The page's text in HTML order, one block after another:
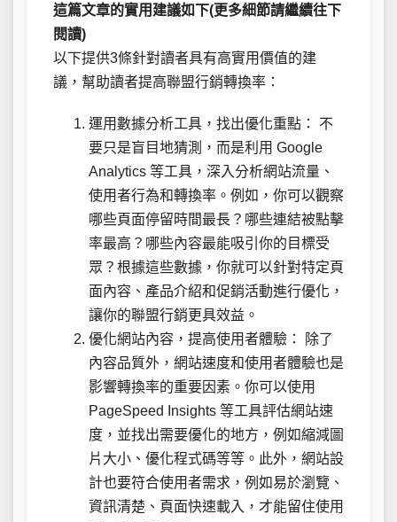
這篇文章的實用建議如下(更多細節請繼續往下
閱讀)
以下提供3條針對讀者具有高實用價值的建
議，幫助讀者提高聯盟行銷轉換率：
運用數據分析工具，找出優化重點： 不
要只是盲目地猜測，而是利用 Google
Analytics 等工具，深入分析網站流量、
使用者行為和轉換率。例如，你可以觀察
哪些頁面停留時間最長？哪些連結被點擊
率最高？哪些內容最能吸引你的目標受
眾？根據這些數據，你就可以針對特定頁
面內容、產品介紹和促銷活動進行優化，
讓你的聯盟行銷更具效益。
優化網站內容，提高使用者體驗： 除了
內容品質外，網站速度和使用者體驗也是
影響轉換率的重要因素。你可以使用
PageSpeed Insights 等工具評估網站速
度，並找出需要優化的地方，例如縮減圖
片大小、優化程式碼等等。此外，網站設
計也要符合使用者需求，例如易於瀏覽、
資訊清楚、頁面快速載入，才能留住使用